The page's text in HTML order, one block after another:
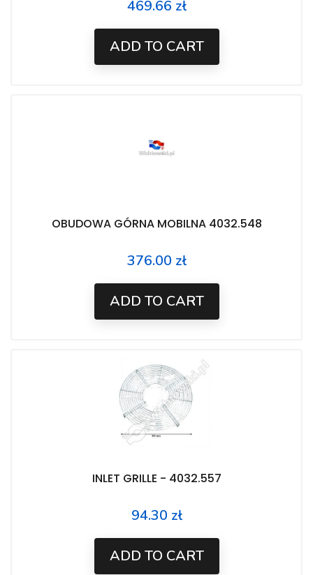
Price
469.66 zł
ADD TO CART
OBUDOWA GÓRNA MOBILNA 4032.548
Price
376.00 zł
ADD TO CART
INLET GRILLE - 4032.557
Price
94.30 zł
ADD TO CART